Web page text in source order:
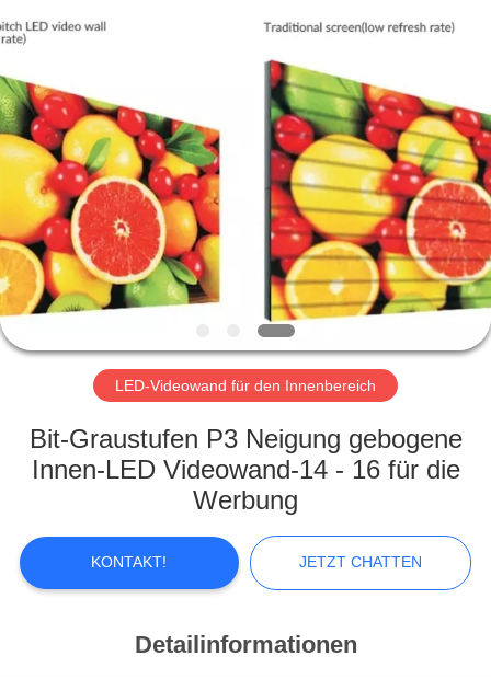
HAUS
PRODUKTE
VIDEOS
VR
SHOW
ÜBER
UNS
FABRIK-
AUSFLUG
QUALITÄTSKONTROLLE
Enterprise
Management
Services
All
Rights
Reserved.
Developed
by
ECER
LED-Videowand für den Innenbereich
Bit-Graustufen P3 Neigung gebogene
Innen-LED Videowand-14 - 16 für die
Werbung
KONTAKT! JETZT CHATTEN
Detailinformationen